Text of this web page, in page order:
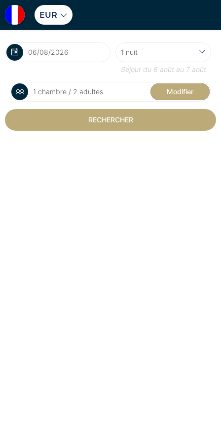
EUR
Séjour du 6 août au 7 août
1 chambre / 2 adultes Modifier